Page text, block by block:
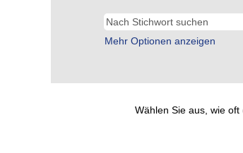
Mehr Optionen anzeigen
Wählen Sie aus, wie